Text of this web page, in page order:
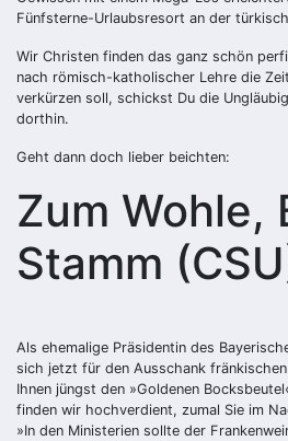
Fünfsterne-Urlaubsresort an der
Wir Christen finden das ganz schön
nach römisch-katholischer Lehre die
verkürzen soll, schickst Du die
dorthin.
Geht dann doch lieber beichten:
Zum Wohle,
Stamm
Als ehemalige Präsidentin des
sich jetzt für den Ausschank
Ihnen jüngst den »Goldenen
finden wir hochverdient, zumal Sie im
»In den Ministerien sollte der